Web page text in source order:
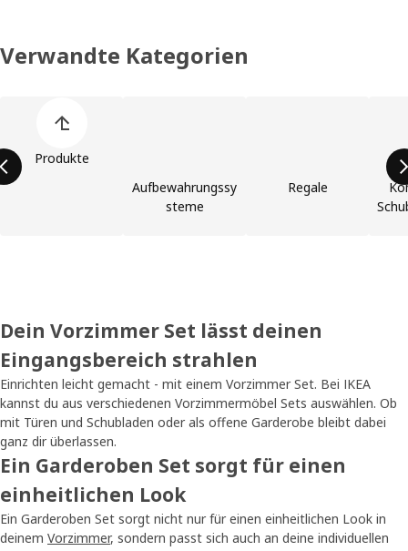
Verwandte Kategorien
Produkte
Aufbewahrungssy
steme
Regale
Dein Vorzimmer Set lässt deinen
Eingangsbereich strahlen
Einrichten leicht gemacht - mit einem Vorzimmer Set. Bei IKEA
kannst du aus verschiedenen Vorzimmermöbel Sets auswählen. Ob
mit Türen und Schubladen oder als offene Garderobe bleibt dabei
ganz dir überlassen.
Ein Garderoben Set sorgt für einen
einheitlichen Look
Ein Garderoben Set sorgt nicht nur für einen einheitlichen Look in
deinem Vorzimmer, sondern passt sich auch an deine individuellen